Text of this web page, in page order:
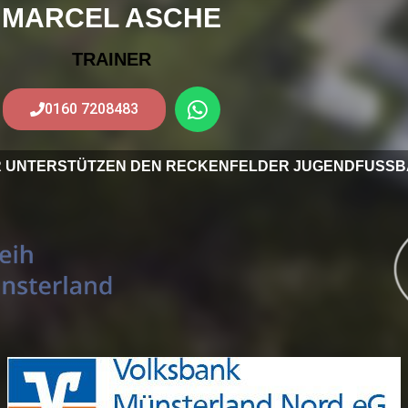
MARCEL ASCHE
TRAINER
0160 7208483
UNTERSTÜTZEN DEN RECKENFELDER